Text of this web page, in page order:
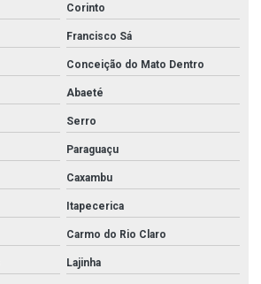
Corinto
Francisco Sá
Conceição do Mato Dentro
Abaeté
Serro
Paraguaçu
Caxambu
Itapecerica
Carmo do Rio Claro
Lajinha